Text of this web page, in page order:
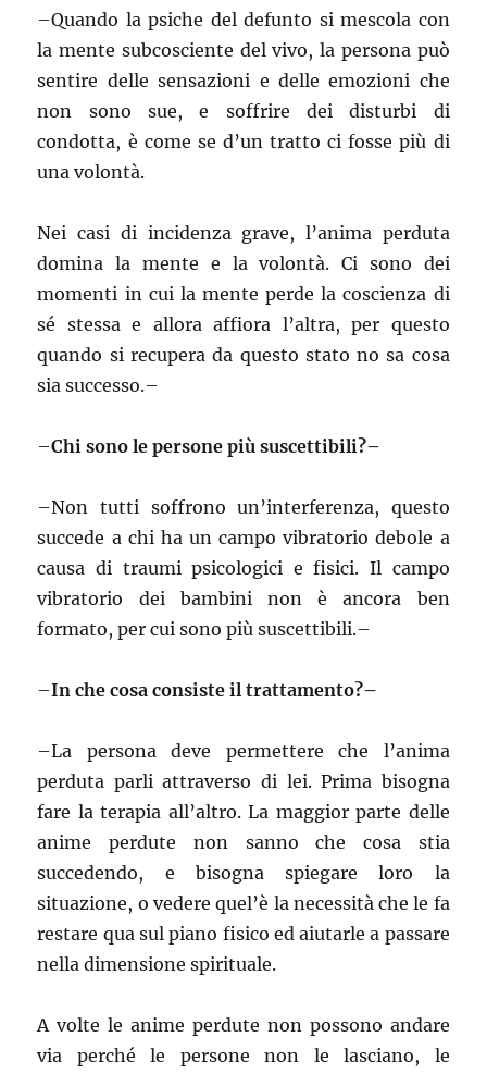
–Quando la psiche del defunto si mescola con
la mente subcosciente del vivo, la persona può
sentire delle sensazioni e delle emozioni che
non sono sue, e soffrire dei disturbi di
condotta, è come se d’un tratto ci fosse più di
una volontà.
Nei casi di incidenza grave, l’anima perduta
domina la mente e la volontà. Ci sono dei
momenti in cui la mente perde la coscienza di
sé stessa e allora affiora l’altra, per questo
quando si recupera da questo stato no sa cosa
sia successo.–
–Chi sono le persone più suscettibili?–
–Non tutti soffrono un’interferenza, questo
succede a chi ha un campo vibratorio debole a
causa di traumi psicologici e fisici. Il campo
vibratorio dei bambini non è ancora ben
formato, per cui sono più suscettibili.–
–In che cosa consiste il trattamento?–
–La persona deve permettere che l’anima
perduta parli attraverso di lei. Prima bisogna
fare la terapia all’altro. La maggior parte delle
anime perdute non sanno che cosa stia
succedendo, e bisogna spiegare loro la
situazione, o vedere quel’è la necessità che le fa
restare qua sul piano fisico ed aiutarle a passare
nella dimensione spirituale.
A volte le anime perdute non possono andare
via perché le persone non le lasciano, le